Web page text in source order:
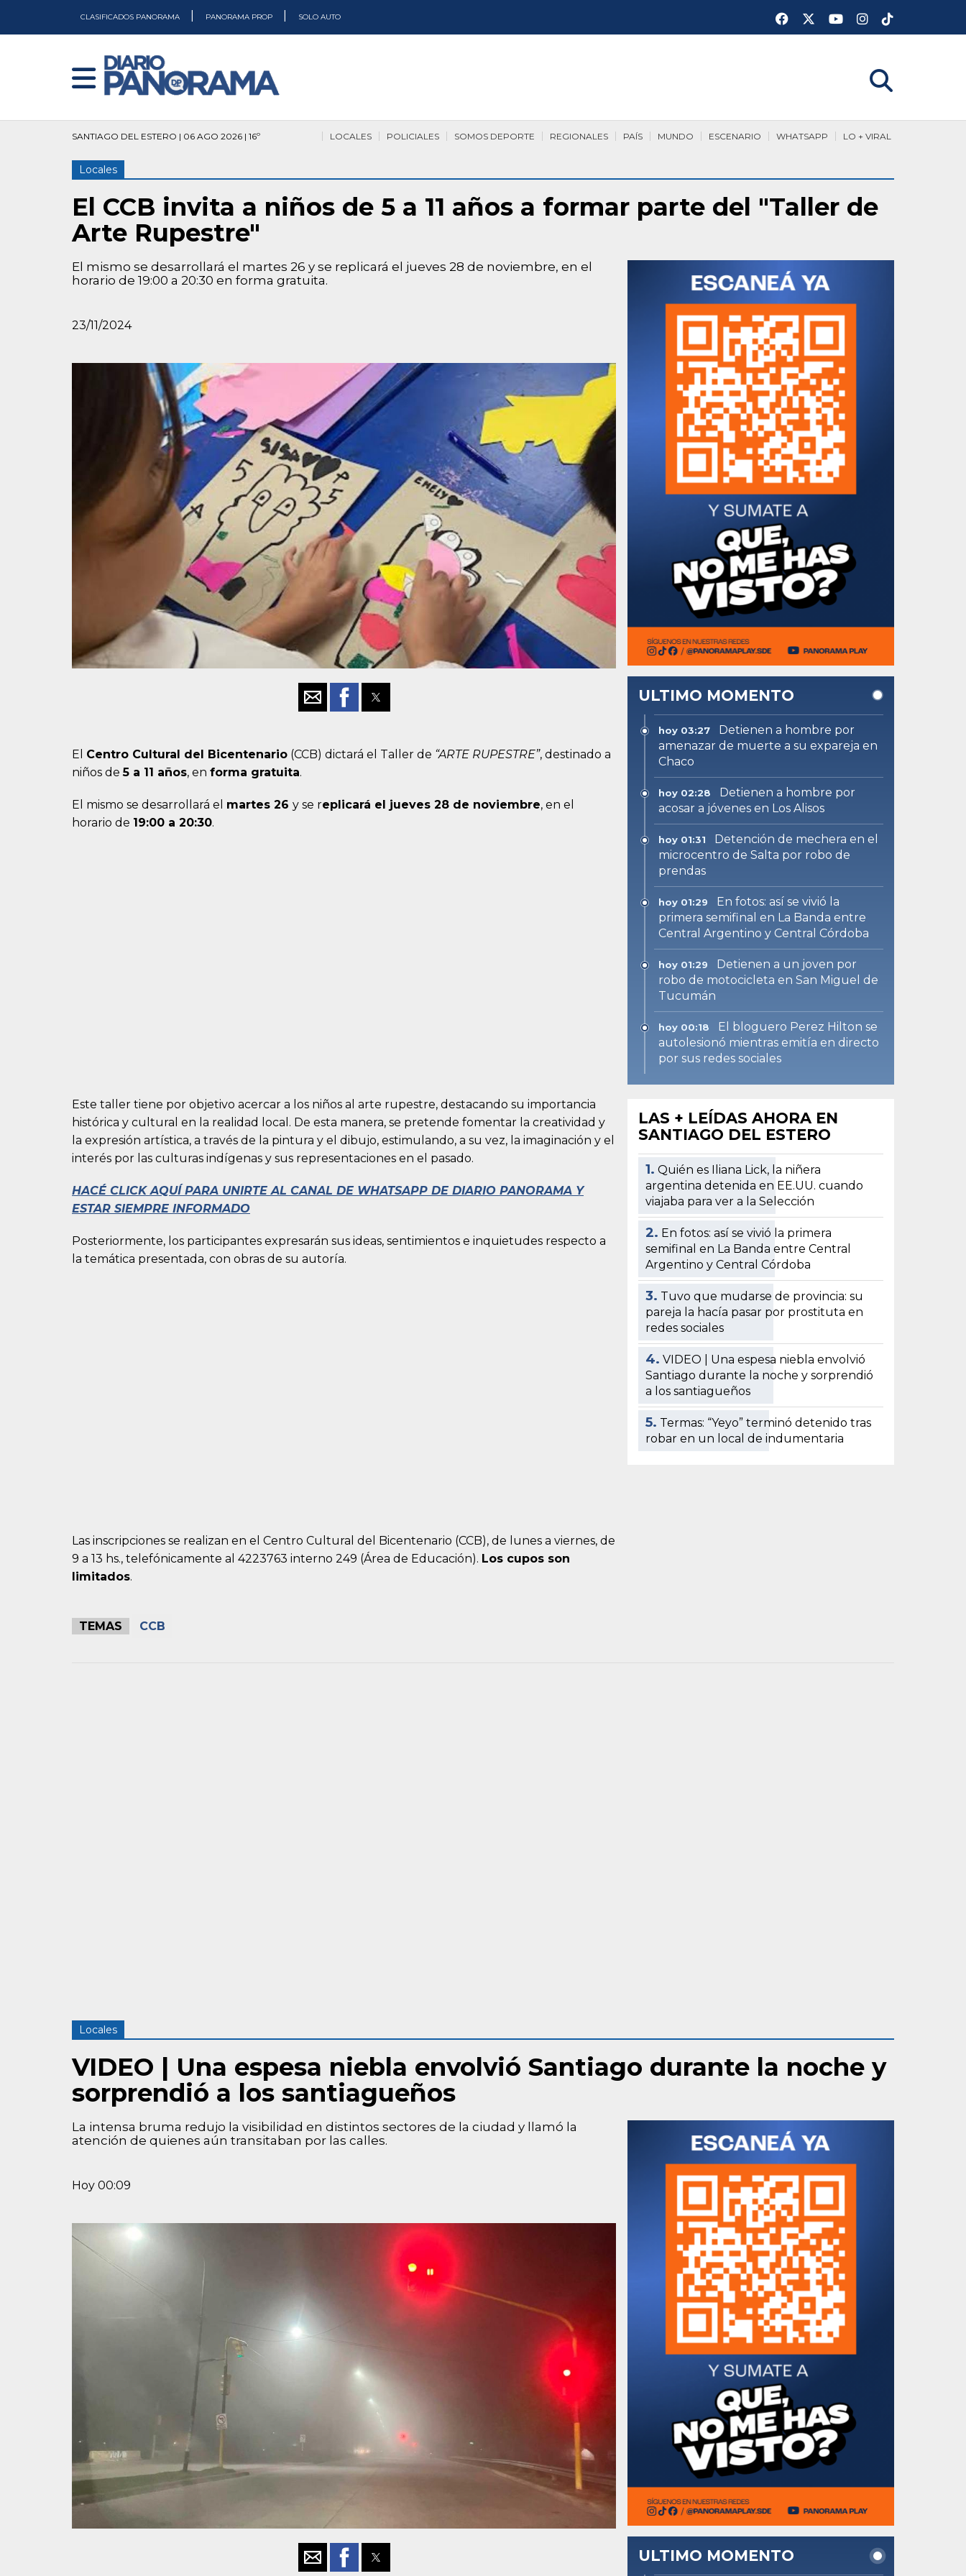
CLASIFICADOS PANORAMA PANORAMA PROP SOLO AUTO
SANTIAGO DEL ESTERO | 06 AGO 2026 | 16º LO + VIRAL
WHATSAPP
ESCENARIO
MUNDO
PAÍS
REGIONALES
SOMOS DEPORTE
POLICIALES
LOCALES
Locales
El CCB invita a niños de 5 a 11 años a formar parte del "Taller de
Arte Rupestre"
El mismo se desarrollará el martes 26 y se replicará el jueves 28 de noviembre, en el
horario de 19:00 a 20:30 en forma gratuita.
23/11/2024
El Centro Cultural del Bicentenario (CCB) dictará el Taller de “ARTE RUPESTRE”, destinado a
niños de5 a 11 años, en forma gratuita.
El mismo se desarrollará el martes 26 y se replicará el jueves 28 de noviembre, en el
horario de 19:00 a 20:30.
Este taller tiene por objetivo acercar a los niños al arte rupestre, destacando su importancia
histórica y cultural en la realidad local. De esta manera, se pretende fomentar la creatividad y
la expresión artística, a través de la pintura y el dibujo, estimulando, a su vez, la imaginación y el
interés por las culturas indígenas y sus representaciones en el pasado.
HACÉ CLICK AQUÍ PARA UNIRTE AL CANAL DE WHATSAPP DE DIARIO PANORAMA Y
ESTAR SIEMPRE INFORMADO
Posteriormente, los participantes expresarán sus ideas, sentimientos e inquietudes respecto a
la temática presentada, con obras de su autoría.
Las inscripciones se realizan en el Centro Cultural del Bicentenario (CCB), de lunes a viernes, de
9 a 13 hs., telefónicamente al 4223763 interno 249 (Área de Educación). Los cupos son
limitados.
TEMAS CCB
ULTIMO MOMENTO
hoy 03:27
Detienen a hombre por
amenazar de muerte a su expareja en
Chaco
hoy 02:28
Detienen a hombre por
acosar a jóvenes en Los Alisos
hoy 01:31
Detención de mechera en el
microcentro de Salta por robo de
prendas
hoy 01:29
En fotos: así se vivió la
primera semifinal en La Banda entre
Central Argentino y Central Córdoba
hoy 01:29
Detienen a un joven por
robo de motocicleta en San Miguel de
Tucumán
hoy 00:18
El bloguero Perez Hilton se
autolesionó mientras emitía en directo
por sus redes sociales
LAS + LEÍDAS AHORA EN
SANTIAGO DEL ESTERO
1. Quién es Iliana Lick, la niñera
argentina detenida en EE.UU. cuando
viajaba para ver a la Selección
2. En fotos: así se vivió la primera
semifinal en La Banda entre Central
Argentino y Central Córdoba
3. Tuvo que mudarse de provincia: su
pareja la hacía pasar por prostituta en
redes sociales
4. VIDEO | Una espesa niebla envolvió
Santiago durante la noche y sorprendió
a los santiagueños
5. Termas: “Yeyo” terminó detenido tras
robar en un local de indumentaria